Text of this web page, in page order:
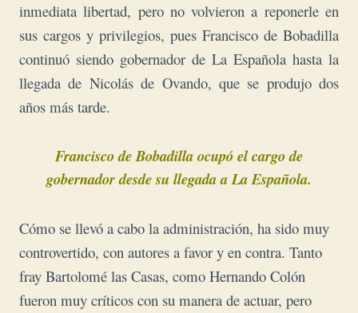
inmediata libertad, pero no volvieron a reponerle en
sus cargos y privilegios, pues Francisco de Bobadilla
continuó siendo gobernador de La Española hasta la
llegada de Nicolás de Ovando, que se produjo dos
años más tarde.
Francisco de Bobadilla ocupó el cargo de
gobernador desde su llegada a La Española.
Cómo se llevó a cabo la administración, ha sido muy
controvertido, con autores a favor y en contra. Tanto
fray Bartolomé las Casas, como Hernando Colón
fueron muy críticos con su manera de actuar, pero